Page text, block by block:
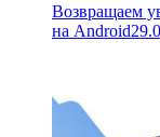
Возвращаем
на Android